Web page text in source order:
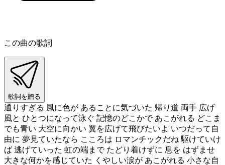
この曲の歌詞
歌詞を贈る
通りすぎる 風に色が あることに気づいた 帰り道 両手 広げ
風と ひとつになって泳ぐ 記憶のどこかで あこがれる どこま
でも青い 大空に向かい 翼を広げて飛びたいよ いつだって自
由に 夢見ていたなら こころは ロマンチックだね 駆けていけ
ば 逃げていった 虹の端まで たどり着けずに 息を はずませ
大きな何かを感じていた くやしい涙が あこがれる 小さな自